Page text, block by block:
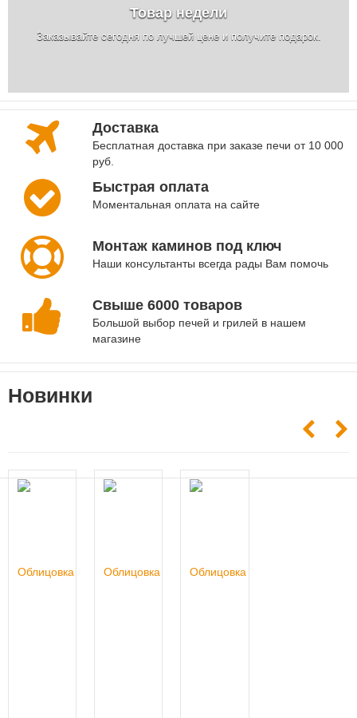
Товар недели
Заказывайте сегодня по лучшей цене и получите подарок.
Доставка
Бесплатная доставка при заказе печи от 10 000
руб.
Быстрая оплата
Моментальная оплата на сайте
Монтаж каминов под ключ
Наши консультанты всегда рады Вам помочь
Свыше 6000 товаров
Большой выбор печей и грилей в нашем
магазине
Новинки